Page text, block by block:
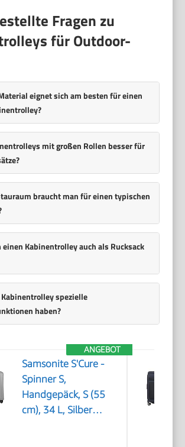
Fragen zu
für Outdoor-
eignet sich am besten für einen
mit großen Rollen besser für
braucht man für einen typischen
einen Kabinentrolley auch als Rucksack
spezielle
haben?
ANGEBOT
Samsonite S'Cure -
Spinner S,
Handgepäck, S (55
cm), 34 L, Silber